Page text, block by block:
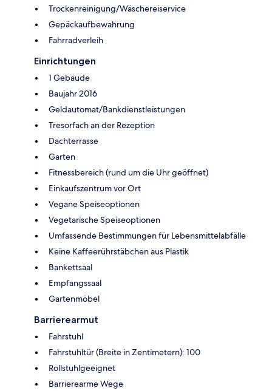
Trockenreinigung/Wäschereiservice
Gepäckaufbewahrung
Fahrradverleih
Einrichtungen
1 Gebäude
Baujahr 2016
Geldautomat/Bankdienstleistungen
Tresorfach an der Rezeption
Dachterrasse
Garten
Fitnessbereich (rund um die Uhr geöffnet)
Einkaufszentrum vor Ort
Vegane Speiseoptionen
Vegetarische Speiseoptionen
Umfassende Bestimmungen für Lebensmittelabfälle
Keine Kaffeerührstäbchen aus Plastik
Bankettsaal
Empfangssaal
Gartenmöbel
Barrierearmut
Fahrstuhl
Fahrstuhltür (Breite in Zentimetern): 100
Rollstuhlgeeignet
Barrierearme Wege